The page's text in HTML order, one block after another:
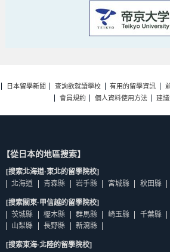
日本留學新聞 查詢欲就讀學校 有用的留學資訊
會員規約
個人資料使用方法 建
【從日本的地區搜索】
[搜索北海道·東北的留學院校]
北海道
青森縣 岩手縣 宮城縣 秋田縣
[搜索關東·甲信越的留學院校]
茨城縣
櫪木縣 群馬縣 崎玉縣 千葉縣
山梨縣
長野縣 新瀉縣
[搜索東海·北陸的留學院校]